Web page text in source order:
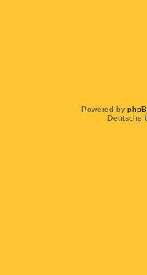
Powered by
Deutsche